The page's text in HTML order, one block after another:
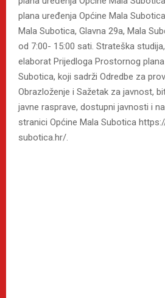
plana uređenja Općine Mala
Mala Subotica, Glavna 29a, Mala
od 7:00- 15:00 sati. Strateška
elaborat Prijedloga Prostornog
Subotica, koji sadrži Odredbe za
Obrazloženje i Sažetak za javnost,
javne rasprave, dostupni javnosti i
stranici Općine Mala Subotica
subotica.hr/.